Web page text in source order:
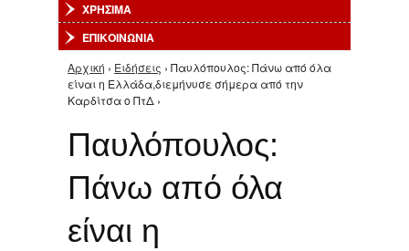
ΧΡΗΣΙΜΑ
ΕΠΙΚΟΙΝΩΝΙΑ
Είστε εδώ
Αρχική › Ειδήσεις › Παυλόπουλος: Πάνω από όλα
είναι η Ελλάδα,διεμήνυσε σήμερα από την
Καρδίτσα ο ΠτΔ ›
Παυλόπουλος:
Πάνω από όλα
είναι η